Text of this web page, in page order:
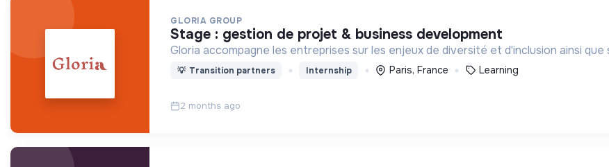
GLORIA GROUP
stage : gestion de projet & business development
Gloria accompagne les entreprises sur les enjeux de diversité et d'inclusion ainsi
💡 Transition partners Internship Paris, France Learning
2 months ago